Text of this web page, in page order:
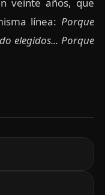
línea:Porque
elegidos... Porque